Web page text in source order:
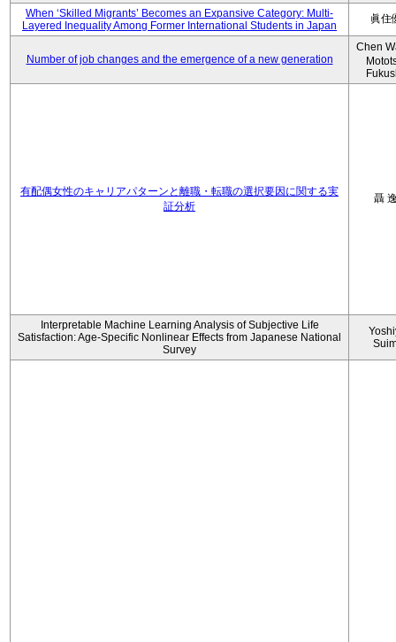
When ‘Skilled Migrants’ Becomes an Expansive Category: Multi-
Layered Inequality Among Former International Students in Japan
眞住
Number of job changes and the emergence of a new generation
Chen
有配偶女性のキャリアパターンと離職・転職の選択要因に関する実
証分析
聶
Interpretable Machine Learning Analysis of Subjective Life
Satisfaction: Age-Specific Nonlinear Effects from Japanese National
Survey